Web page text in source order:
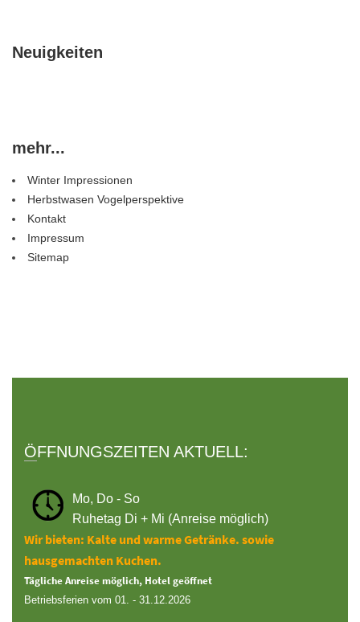
Neuigkeiten
mehr...
Winter Impressionen
Herbstwasen Vogelperspektive
Kontakt
Impressum
Sitemap
ÖFFNUNGSZEITEN AKTUELL:
Mo, Do - So
Ruhetag Di + Mi (Anreise möglich)
Wir bieten: Kalte und warme Getränke. sowie
hausgemachten Kuchen.
Tägliche Anreise möglich, Hotel geöffnet
Betriebsferien vom 01. - 31.12.2026